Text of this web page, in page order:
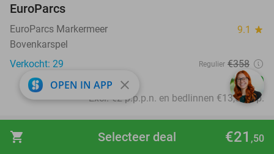
shopping_cart €21 ,50
Selecteer deal
EuroParcs
EuroParcs Markermeer 9.1 star
Bovenkarspel
Verkocht: 29
Regulier €358
€269
Excl. €2 p.p.p.n. en bedlinnen €13,50 p.p.
favorite_border
OPEN IN APP close